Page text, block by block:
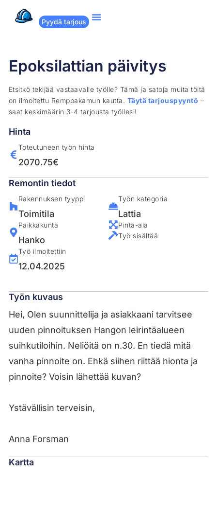
Pyydä tarjous
Epoksilattian päivitys
Etsitkö tekijää vastaavalle työlle? Tämä ja satoja muita töitä
on ilmoitettu Remppakamun kautta. Täytä tarjouspyyntö –
saat keskimäärin 3-4 tarjousta työllesi!
Hinta
Toteutuneen työn hinta
2070.75€
Remontin tiedot
Rakennuksen tyyppi
Toimitila
Paikkakunta
Hanko
Työ ilmoitettiin
12.04.2025
Työn kategoria
Lattia
Pinta-ala
Työ sisältää
Työn kuvaus
Hei, Olen suunnittelija ja asiakkaani tarvitsee
uuden pinnoituksen Hangon leirintäalueen
suihkutiloihin. Neliöitä on n.30. En tiedä mitä
vanha pinnoite on. Ehkä siihen riittää hionta ja
pinnoite? Voisin lähettää kuvan?
Ystävällisin terveisin,
Anna Forsman
Kartta